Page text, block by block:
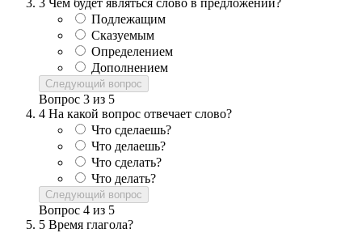
3 Чем будет являться слово в предложении?
Подлежащим
Сказуемым
Определением
Дополнением
Следующий вопрос
Вопрос 3 из 5
4 На какой вопрос отвечает слово?
Что сделаешь?
Что делаешь?
Что сделать?
Что делать?
Следующий вопрос
Вопрос 4 из 5
5 Время глагола?